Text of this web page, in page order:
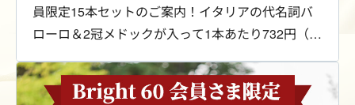
員限定15本セットのご案内！イタリアの代名詞バ
ローロ＆2冠メドックが入って1本あたり732円（税